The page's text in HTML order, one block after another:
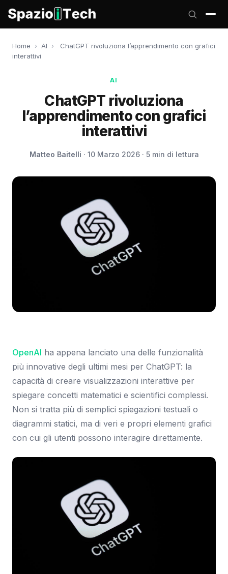
Home › AI ›
ChatGPT rivoluziona l’apprendimento con grafici
interattivi
AI
ChatGPT rivoluziona
l’apprendimento con grafici
interattivi
Matteo Baitelli · 10 Marzo 2026 · 5 min di lettura
OpenAI ha appena lanciato una delle funzionalità
più innovative degli ultimi mesi per ChatGPT: la
capacità di creare visualizzazioni interattive per
spiegare concetti matematici e scientifici complessi.
Non si tratta più di semplici spiegazioni testuali o
diagrammi statici, ma di veri e propri elementi grafici
con cui gli utenti possono interagire direttamente.